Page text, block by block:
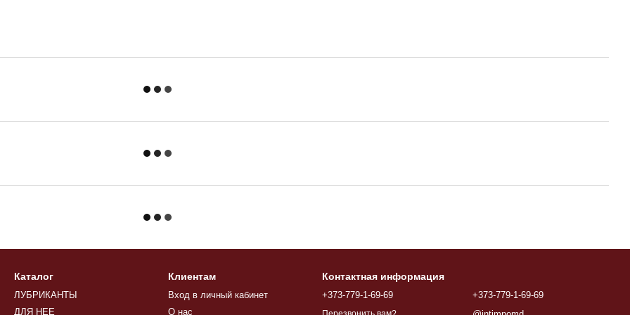
Каталог
ЛУБРИКАНТЫ
ДЛЯ НЕЕ
Клиентам
Вход в личный кабинет
О нас
Контактная информация
+373-779-1-69-69
+373-779-1-69-69